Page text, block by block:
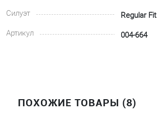
Силуэт
Regular Fit
Артикул
004-664
ПОХОЖИЕ ТОВАРЫ (8)